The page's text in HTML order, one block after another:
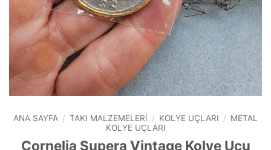
ANA SAYFA / TAKI MALZEMELERI / KOLYE UÇLARI / METAL
KOLYE UÇLARI
Cornelia Supera Vintage Kolye Ucu